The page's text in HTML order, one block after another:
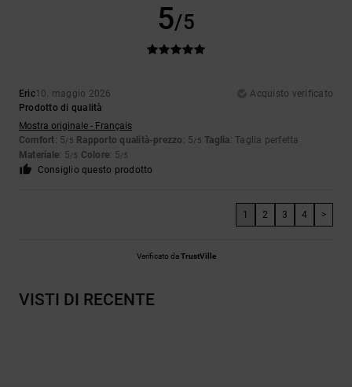
5/5
Eric10. maggio 2026
Acquisto verificato
Prodotto di qualità
Mostra originale - Français
Comfort: 5/5 Rapporto qualità-prezzo : 5/5 Taglia: Taglia perfetta
Materiale: 5/5 Colore: 5/5
Consiglio questo prodotto
1 2 3 4 >
Verificato daTrustVille
VISTI DI RECENTE